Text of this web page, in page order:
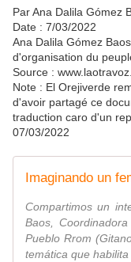
Par Ana Dalila Gómez
Date : 7/03/2022
Ana Dalila Gómez
d'organisation du
Source :
Note : El Orejiverde
d'avoir partagé ce
traduction caro d'un
07/03/2022
Compartimos un
Baos,
Pueblo Rrom
temática que habilita